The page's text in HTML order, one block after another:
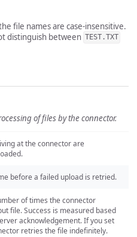
file names are case-insensitive.
distinguish between TEST.TXT
of files by the connector.
at the connector are
before a failed upload is retried.
of times the connector
file. Success is measured based
acknowledgement. If you set
retries the file indefinitely.